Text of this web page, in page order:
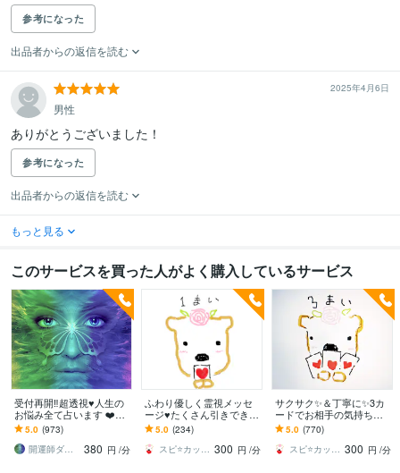
参考になった
出品者からの返信を読む
2025年4月6日
男性
ありがとうございました！
参考になった
出品者からの返信を読む
もっと見る
このサービスを買った人がよく購入しているサービス
受付再開‼️超透視♥️人生の
お悩み全て占います ❤️恋
愛、仕事、金銭、対人関
係、住宅、介護、子育てet
c…
5.0 (973)
開運師ダーシャ♥️
380 円 /分
ふわり優しく霊視メッセ
ージ♥️たくさん引きできま
す 幸せで穏かな言葉たち
♥️少し気分転換も✨しっか
り深く調整も✨
5.0 (234)
スピ⭐️カッピーHappy ｶﾋﾟﾊﾞﾗ 300 円 /分
サクサク✨＆丁寧に✨3カ
ードでお相手の気持ち視
ます 1人で悩まないでネ♥️
彼・あの人が言えぬ深い
メッセお伝え❣️
5.0 (770)
スピ⭐️カッピーHappy ｶﾋﾟﾊﾞﾗ 300 円 /分